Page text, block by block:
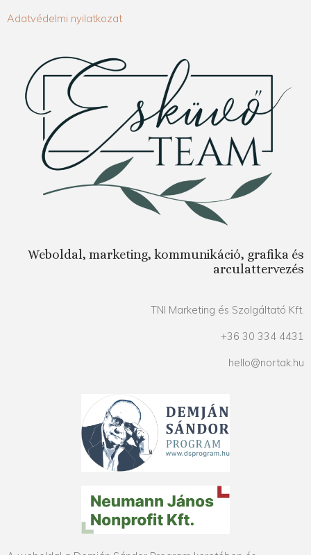
Adatvédelmi nyilatkozat
Weboldal, marketing, kommunikáció, grafika és
arculattervezés
TNI Marketing és Szolgáltató Kft.
+36 30 334 4431
hello@nortak.hu